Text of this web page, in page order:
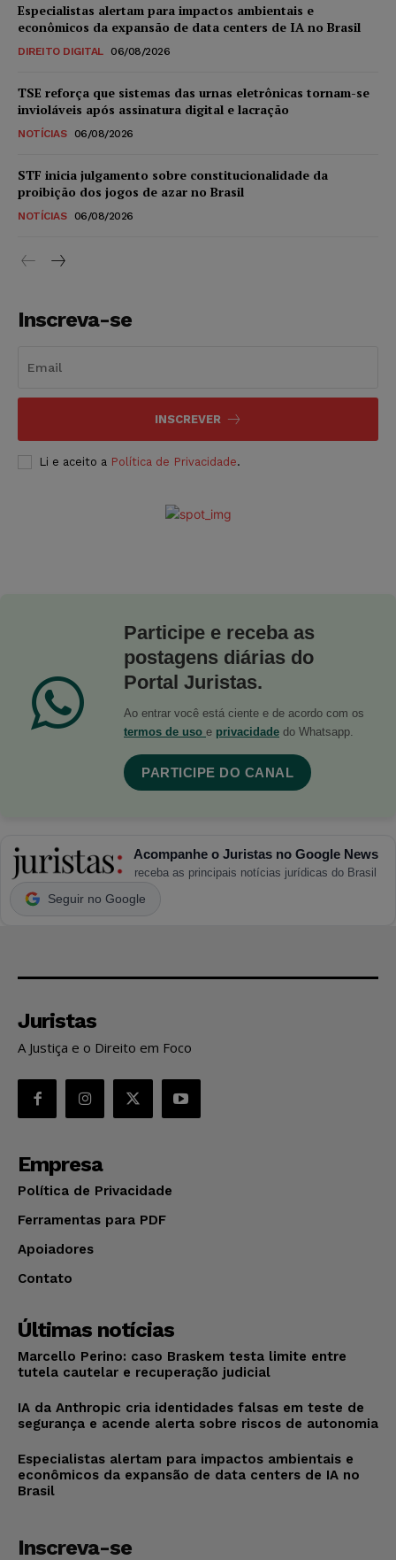
Especialistas alertam para impactos ambientais e
econômicos da expansão de data centers de IA no Brasil
DIREITO DIGITAL 06/08/2026
TSE reforça que sistemas das urnas eletrônicas tornam-se
invioláveis após assinatura digital e lacração
NOTÍCIAS 06/08/2026
STF inicia julgamento sobre constitucionalidade da
proibição dos jogos de azar no Brasil
NOTÍCIAS 06/08/2026
Inscreva-se
INSCREVER
Li e aceito a Política de Privacidade.
Participe e receba as
postagens diárias do
Portal Juristas.
Ao entrar você está ciente e de acordo com os
termos de uso e privacidade do Whatsapp.
PARTICIPE DO CANAL
Acompanhe o Juristas no Google News
receba as principais notícias jurídicas do Brasil
Seguir no Google
Juristas
A Justiça e o Direito em Foco
Empresa
Política de Privacidade
Ferramentas para PDF
Apoiadores
Contato
Últimas notícias
Marcello Perino: caso Braskem testa limite entre
tutela cautelar e recuperação judicial
IA da Anthropic cria identidades falsas em teste de
segurança e acende alerta sobre riscos de autonomia
Especialistas alertam para impactos ambientais e
econômicos da expansão de data centers de IA no
Brasil
Inscreva-se